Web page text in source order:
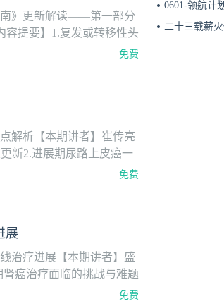
南》更新解读——第一部分
容提要】1.复发或转移性头
肺癌ICIs应用更新要点4.
免费
解析【本期讲者】崔传亮
新2.进展期尿路上皮癌一
4.进展期尿路上皮癌二/三
免费
展
治疗进展【本期讲者】盛
癌治疗面临的挑战与难题
进展后的晚期肾癌治疗选
免费